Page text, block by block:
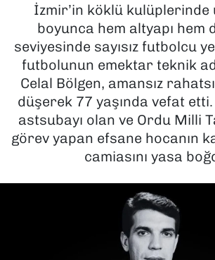
İzmir’in köklü kulüplerinde
boyunca hem altyapı hem
seviyesinde sayısız futbolcu
futbolunun emektar teknik
Celal Bölgen, amansız
düşerek 77 yaşında vefat
astsubayı olan ve Ordu Milli
görev yapan efsane hocanın
camiasını yasa
POLİTİKA
SAĞLIK
SPOR
TEKNOLOJİ
YEREL YÖNETİMLER